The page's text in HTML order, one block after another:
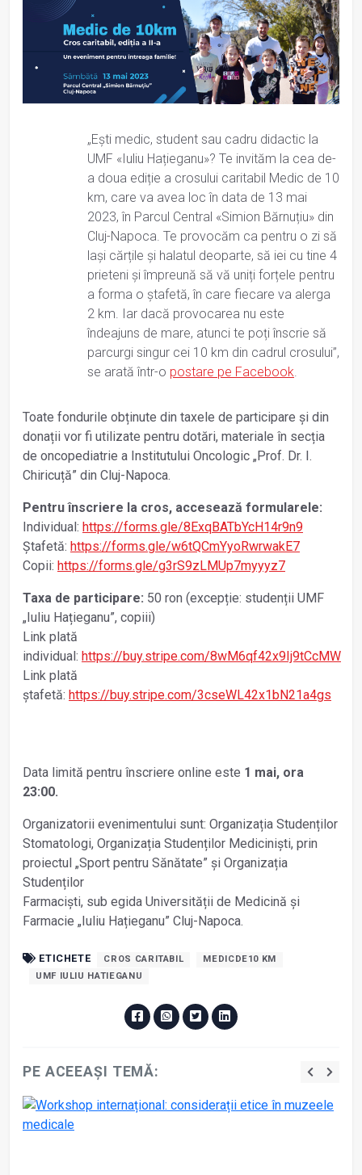
„Ești medic, student sau cadru didactic la
UMF «Iuliu Hațieganu»? Te invităm la cea de-
a doua ediție a crosului caritabil Medic de 10
km, care va avea loc în data de 13 mai
2023, în Parcul Central «Simion Bărnuțiu» din
Cluj-Napoca. Te provocăm ca pentru o zi să
lași cărțile și halatul deoparte, să iei cu tine 4
prieteni și împreună să vă uniți forțele pentru
a forma o ștafetă, în care fiecare va alerga
2 km. Iar dacă provocarea nu este
îndeajuns de mare, atunci te poți înscrie să
parcurgi singur cei 10 km din cadrul crosului”,
se arată într-o postare pe Facebook.
Toate fondurile obținute din taxele de participare și din
donații vor fi utilizate pentru dotări, materiale în secția
de oncopediatrie a Institutului Oncologic „Prof. Dr. I.
Chiricuță” din Cluj-Napoca.
Pentru înscriere la cros, accesează formularele:
Individual: https://forms.gle/8ExqBATbYcH14r9n9
Ștafetă: https://forms.gle/w6tQCmYyoRwrwakE7
Copii: https://forms.gle/g3rS9zLMUp7myyyz7
Taxa de participare: 50 ron (excepție: studenții UMF
„Iuliu Hațieganu”, copiii)
Link plată
individual: https://buy.stripe.com/8wM6qf42x9Ij9tCcMW
Link plată
ștafetă: https://buy.stripe.com/3cseWL42x1bN21a4gs
Data limită pentru înscriere online este 1 mai, ora
23:00.
Organizatorii evenimentului sunt: Organizația Studenților
Stomatologi, Organizația Studenților Mediciniști, prin
proiectul „Sport pentru Sănătate” și Organizația
Studenților
Farmaciști, sub egida Universității de Medicină și
Farmacie „Iuliu Hațieganu” Cluj-Napoca.
ETICHETE CROS CARITABIL
MEDICDE10 KM
UMF IULIU HATIEGANU
PE ACEEAȘI TEMĂ: